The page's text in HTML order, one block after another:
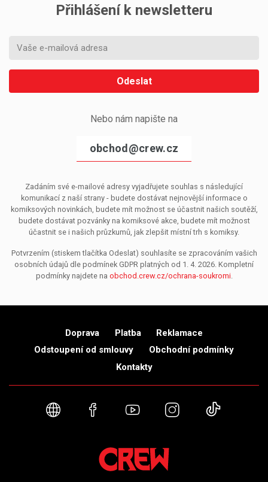
Přihlášení k newsletteru
Odeslat
Nebo nám napište na
obchod@crew.cz
Zadáním své e-mailové adresy vyjadřujete souhlas s následující
komunikací z naší strany - budete dostávat nejnovější informace o
komiksových novinkách, budete mít možnost se účastnit našich soutěží,
budete dostávat pozvánky na komiksové akce, budete mít možnost
účastnit se i našich průzkumů, jak zlepšit místní trh s komiksy.
Potvrzením (stiskem tlačítka Odeslat) souhlasíte se zpracováním vašich
osobních údajů dle podmínek GDPR platných od 1. 4. 2026. Kompletní
podmínky najdete na obchod.crew.cz/ochrana-soukromi.
Doprava Platba
Reklamace
Odstoupení od smlouvy
Obchodní podmínky
Kontakty
Webové stránky
FacebookYouTubeInstagram